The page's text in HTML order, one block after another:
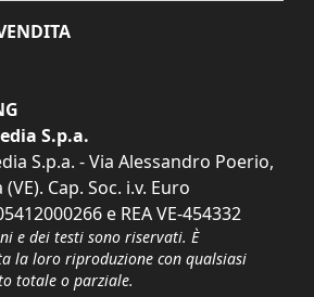
S.p.a.
S.p.a. - Via Alessandro Poerio,
Cap. Soc. i.v. Euro
e REA VE-454332
e dei testi sono riservati. È
la loro riproduzione con qualsiasi
totale o parziale.